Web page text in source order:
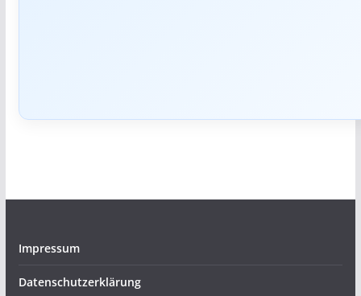
Impressum
Datenschutzerklärung